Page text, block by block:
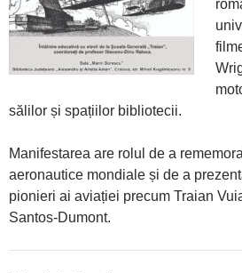
sălilor și spațiilor bibliotecii.
Manifestarea are rolul de a
aeronautice mondiale și de a
pionieri ai aviației precum Traian
Santos-Dumont.